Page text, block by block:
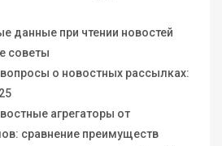
данные при чтении новостей
советы
о новостных рассылках:
агрегаторы от
сравнение преимуществ